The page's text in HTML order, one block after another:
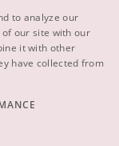
to analyze our
our site with our
it with other
have collected from